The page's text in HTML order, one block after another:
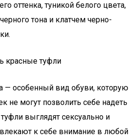
оттенка, туникой белого цвета,
тона и клатчем черно-
красные туфли
— особенный вид обуви, которую
не могут позволить себе надеть
выглядят сексуально и
к себе внимание в любой